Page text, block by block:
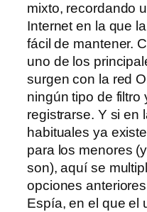
mixto, recordando
Internet en la que
fácil de mantener.
uno de los
surgen con la red
ningún tipo de filtro
registrarse. Y si en
habituales ya
para los menores
son), aquí se
opciones
Espía, en el que el